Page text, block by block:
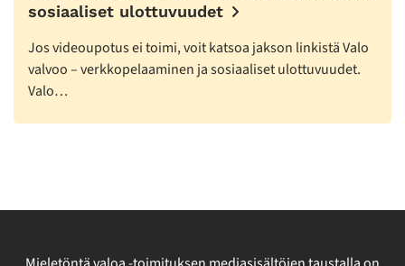
sosiaaliset ulottuvuudet
Jos videoupotus ei toimi, voit katsoa jakson linkistä Valo
valvoo – verkkopelaaminen ja sosiaaliset ulottuvuudet.
Valo…